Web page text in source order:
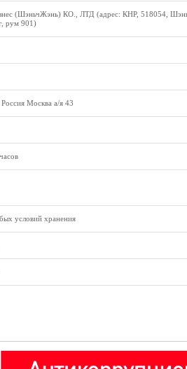
(ШэньчЖэнь) КО., ЛТД (адрес: КНР, 518054,
рум 901)
Москва а/я 43
условий хранения